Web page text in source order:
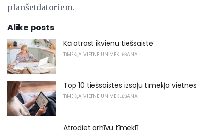
planšetdatoriem.
Alike posts
Kā atrast ikvienu tiešsaistē
TĪMEKĻA VIETNE UN MEKLĒŠANA
Top 10 tiešsaistes izsoļu tīmekļa vietnes
TĪMEKĻA VIETNE UN MEKLĒŠANA
Atrodiet arhīvu tīmeklī